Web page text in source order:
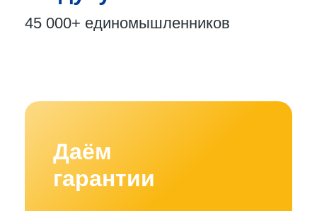
45 000+ единомышленников
Даём
гарантии